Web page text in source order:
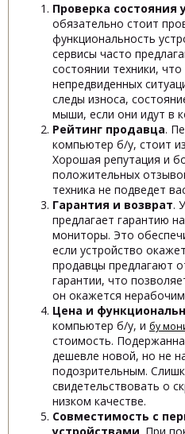
Проверка состояния
обязательно стоит
функциональность
сервисы часто
состоянии техники,
непредвиденных
следы износа,
мыши, если они идут в
Рейтинг продавца.
компьютер б/у, стоит
Хорошая репутация и
положительных
техника не подведет
Гарантия и возврат.
предлагает гарантию
мониторы. Это
если устройство
продавцы предлагают
гарантии, что
он окажется
Цена и
компьютер б/у, и бу
стоимость.
дешевле новой, но не
подозрительным.
свидетельствовать о
низком качестве.
Совместимость с